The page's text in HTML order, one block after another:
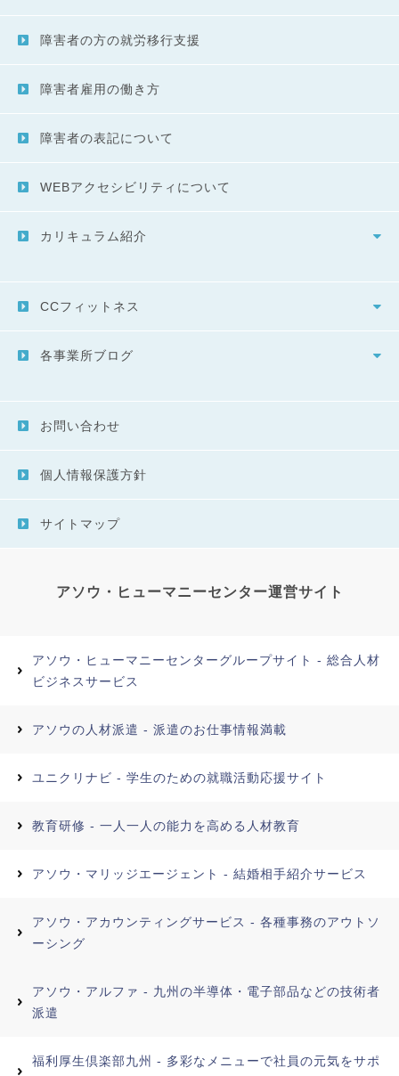
障害者の方の就労移行支援
障害者雇用の働き方
障害者の表記について
WEBアクセシビリティについて
カリキュラム紹介
CCフィットネス
各事業所ブログ
お問い合わせ
個人情報保護方針
サイトマップ
アソウ・ヒューマニーセンター運営サイト
アソウ・ヒューマニーセンターグループサイト - 総合人材
ビジネスサービス
アソウの人材派遣 - 派遣のお仕事情報満載
ユニクリナビ - 学生のための就職活動応援サイト
教育研修 - 一人一人の能力を高める人材教育
アソウ・マリッジエージェント - 結婚相手紹介サービス
アソウ・アカウンティングサービス - 各種事務のアウトソ
ーシング
アソウ・アルファ - 九州の半導体・電子部品などの技術者
派遣
福利厚生倶楽部九州 - 多彩なメニューで社員の元気をサポ